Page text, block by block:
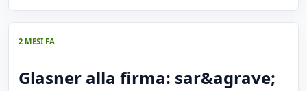
2 MESI FA
Glasner alla firma: sar&agrave;